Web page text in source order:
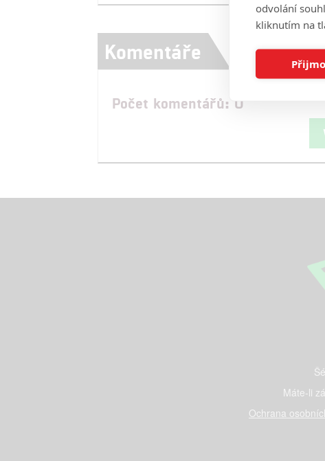
Komentáře
Počet komentářů: 0
Máte-li
Ochrana
odvolání
kliknutím na